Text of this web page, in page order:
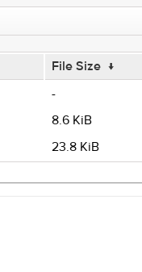
File Size ↓
-
8.6 KiB
23.8 KiB